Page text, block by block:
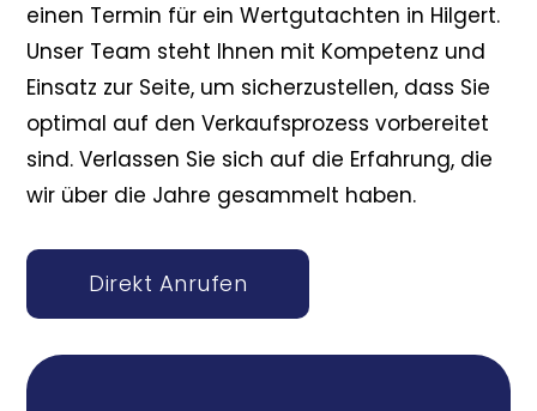
einen Termin für ein Wertgutachten in Hilgert.
Unser Team steht Ihnen mit Kompetenz und
Einsatz zur Seite, um sicherzustellen, dass Sie
optimal auf den Verkaufsprozess vorbereitet
sind. Verlassen Sie sich auf die Erfahrung, die
wir über die Jahre gesammelt haben.
Direkt Anrufen